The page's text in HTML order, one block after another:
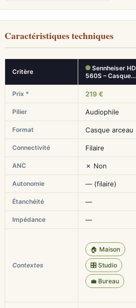
Caractéristiques techniques
Critère
Sennheiser HD
560S – Casque…
Prix * 219 €
Pilier Audiophile
Format Casque arceau
Connectivité Filaire
ANC ✗ Non
Autonomie — (filaire)
Étanchéité —
Impédance —
Contextes
🏠 Maison
🎛️ Studio
💼 Bureau